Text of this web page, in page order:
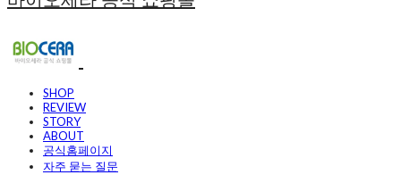
SHOP
REVIEW
STORY
ABOUT
공식홈페이지
자주 묻는 질문